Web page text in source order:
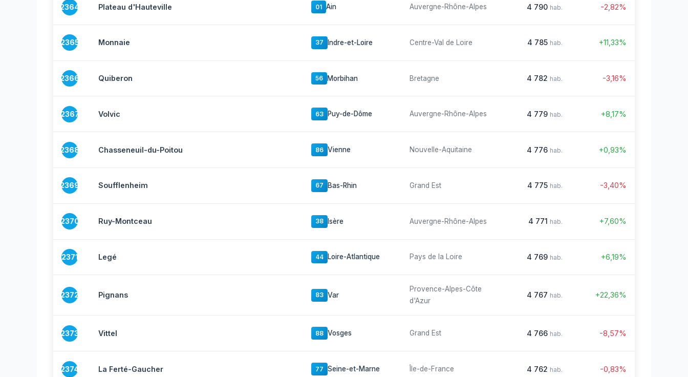
2364 Plateau d'Hauteville 01 Ain Auvergne-Rhône-Alpes 4 790 hab. -2,82%
2365 Monnaie 37 Indre-et-Loire Centre-Val de Loire 4 785 hab. +11,33%
2366 Quiberon 56 Morbihan Bretagne 4 782 hab. -3,16%
2367 Volvic 63 Puy-de-Dôme Auvergne-Rhône-Alpes 4 779 hab. +8,17%
2368 Chasseneuil-du-Poitou 86 Vienne Nouvelle-Aquitaine 4 776 hab. +0,93%
2369 Soufflenheim 67 Bas-Rhin Grand Est 4 775 hab. -3,40%
2370 Ruy-Montceau 38 Isère Auvergne-Rhône-Alpes 4 771 hab. +7,60%
2371 Legé 44 Loire-Atlantique Pays de la Loire 4 769 hab. +6,19%
2372 Pignans 83 Var
Provence-Alpes-Côte
d'Azur
4 767 hab. +22,36%
2373 Vittel 88 Vosges Grand Est 4 766 hab. -8,57%
2374 La Ferté-Gaucher 77 Seine-et-Marne Île-de-France 4 762 hab. -0,83%